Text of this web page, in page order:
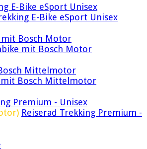
E-Bike eSport Unisex
mit Bosch Motor
mit Bosch Mittelmotor
Reiserad Trekking Premium -